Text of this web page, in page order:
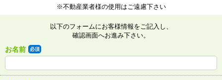
※不動産業者様の使用はご遠慮下さい
以下のフォームにお客様情報をご記入し、
確認画面へお進み下さい。
お名前 必須